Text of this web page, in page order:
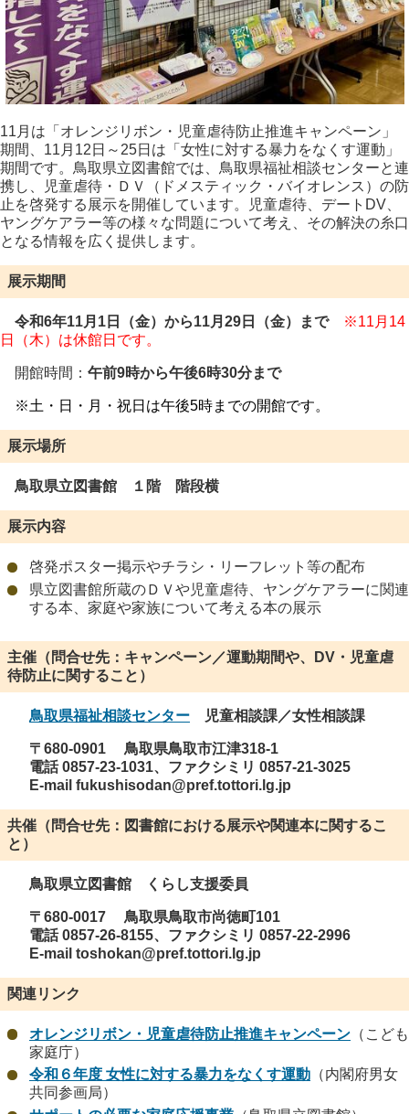
11月は「オレンジリボン・児童虐待防止推進キャンペーン」
期間、11月12日～25日は「女性に対する暴力をなくす運動」
期間です。 鳥取県立図書館では、鳥取県福祉相談センターと連
携し、児童虐待・ＤＶ（ドメスティック・バイオレンス）の防
止を啓発する展示を開催しています。児童虐待、デートDV、
ヤングケアラー等の様々な問題について考え、その解決の糸口
となる情報を広く提供します。
展示期間
令和6年11月1日（金）から11月29日（金）まで
※11月14
日（木）は休館日です。
開館時間： 午前9時から午後6時30分まで
※土・日・月・祝日は午後5時までの開館です。
展示場所
鳥取県立図書館 １階 階段横
展示内容
啓発ポスター掲示やチラシ・リーフレット等の配布
県立図書館所蔵のＤＶや児童虐待、ヤングケアラーに関連
する本、家庭や家族について考える本の展示
主催（問合せ先：キャンペーン／運動期間や、DV・児童虐
待防止に関すること）
鳥取県福祉相談センター 児童相談課／女性相談課
〒680-0901
鳥取県鳥取市江津318-1
電話0857-23-1031、 ファクシミリ 0857-21-3025
E-mail fukushisodan@pref.tottori.lg.jp
共催（問合せ先：図書館における展示や関連本に関するこ
と）
鳥取県立図書館 くらし支援委員
〒680-0017
鳥取県鳥取市尚徳町101
電話0857-26-8155、 ファクシミリ 0857-22-2996
E-mail toshokan@pref.tottori.lg.jp
関連リンク
オレンジリボン・児童虐待防止推進キャンペーン （こども
家庭庁）
令和６年度 女性に対する暴力をなくす運動 （内閣府男女
共同参画局）